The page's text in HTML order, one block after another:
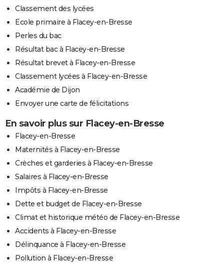
Classement des lycées
Ecole primaire à Flacey-en-Bresse
Perles du bac
Résultat bac à Flacey-en-Bresse
Résultat brevet à Flacey-en-Bresse
Classement lycées à Flacey-en-Bresse
Académie de Dijon
Envoyer une carte de félicitations
En savoir plus sur Flacey-en-Bresse
Flacey-en-Bresse
Maternités à Flacey-en-Bresse
Crèches et garderies à Flacey-en-Bresse
Salaires à Flacey-en-Bresse
Impôts à Flacey-en-Bresse
Dette et budget de Flacey-en-Bresse
Climat et historique météo de Flacey-en-Bresse
Accidents à Flacey-en-Bresse
Délinquance à Flacey-en-Bresse
Pollution à Flacey-en-Bresse